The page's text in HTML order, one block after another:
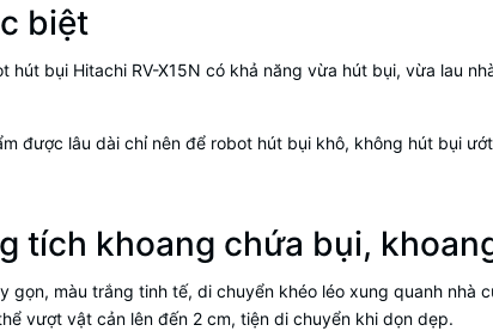
biệt
hút bụi Hitachi RV-X15N có khả năng vừa hút bụi, vừa lau
được lâu dài chỉ nên để robot hút bụi khô, không hút bụi
tích khoang chứa bụi,
gọn, màu trắng tinh tế, di chuyển khéo léo xung quanh
vượt vật cản lên đến 2 cm, tiện di chuyển khi dọn dẹp.